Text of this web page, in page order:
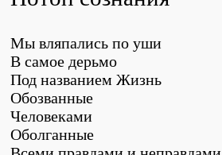
Мы вляпались по уши
В самое дерьмо
Под названием Жизнь
Обозванные
Человеками
Оболганные